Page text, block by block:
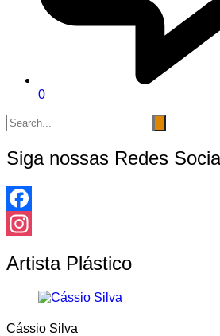
0
Siga nossas Redes
Facebook
Artista Plástico
Cássio Silva